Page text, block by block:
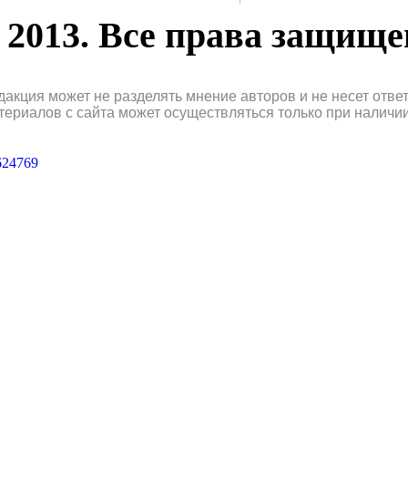
2013. Все права
может не разделять мнение авторов и не несет
с сайта может осуществляться только при